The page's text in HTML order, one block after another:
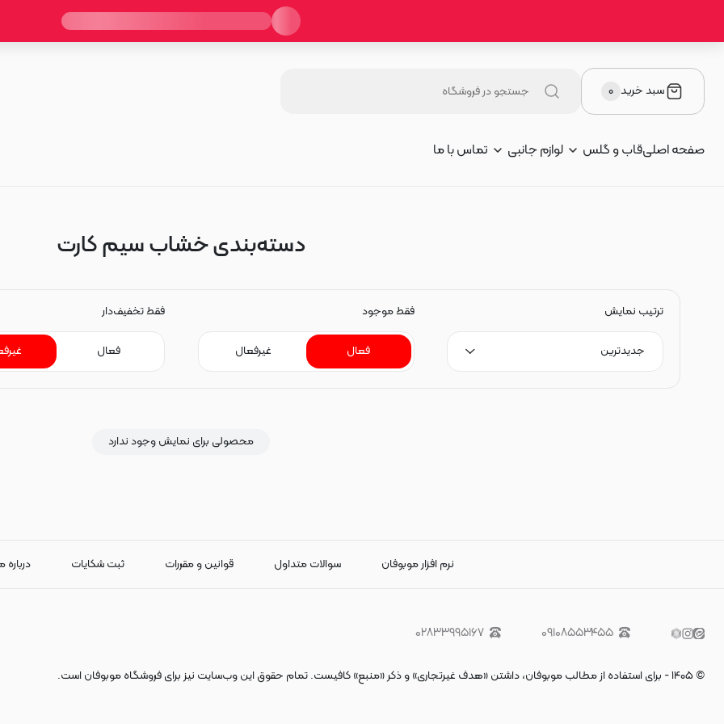
سبد خرید ۰
صفحه اصلیقاب و گلس لوازم جانبی تماس با ما
دسته‌بندی خشاب سیم کارت
ترتیب نمایش
جدیدترین
فقط موجود
فعال غیرفعال
فقط تخفیف‌دار
فعال
محصولی برای نمایش وجود ندارد
نرم افزار موبوفان سوالات متداول قوانین و مقررات ثبت شکایات درباره
۰۹۱۰۸۵۵۳۴۵۵ ۰۲۸۳۳۹۹۵۱۶۷
©۱۴۰۵- برای استفاده از مطالب موبوفان، داشتن «هدف غیرتجاری» و ذکر «منبع» کافیست. تمام حقوق اين وب‌سايت نیز برای فروشگاه موبوفان است.